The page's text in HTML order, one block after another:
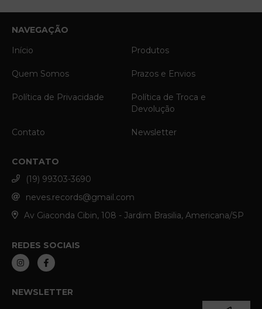
NAVEGAÇÃO
Início
Produtos
Quem Somos Prazos e Envios
Política de Privacidade
Política de Troca e
Devolução
Contato Newsletter
CONTATO
(19) 99303-3690
neves.records@gmail.com
Av Giaconda Cibin, 108 - Jardim Brasilia, Americana/SP
REDES SOCIAIS
NEWSLETTER